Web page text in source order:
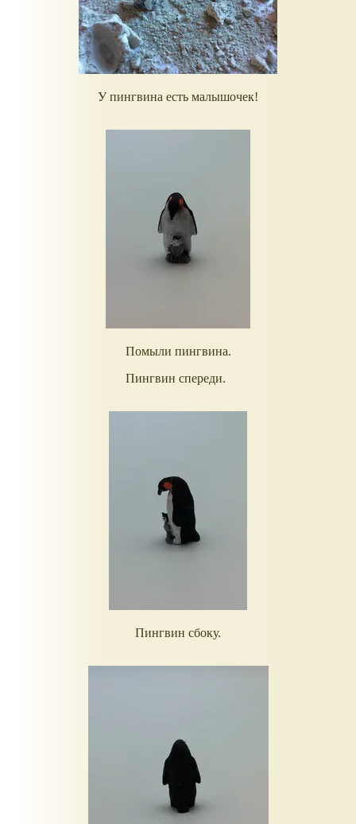
У пингвина есть малышочек!
Помыли пингвина.
Пингвин спереди.
Пингвин сбоку.